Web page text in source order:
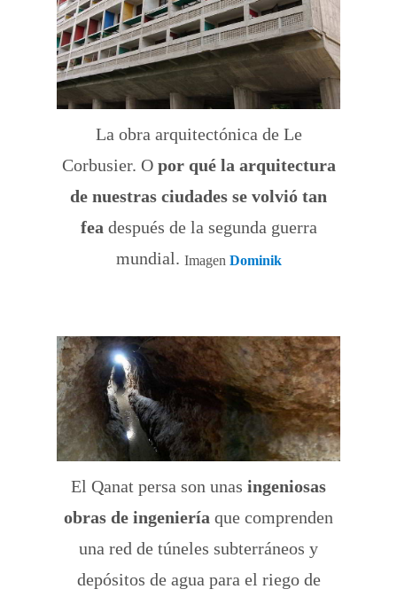
La obra arquitectónica de Le
Corbusier. O por qué la arquitectura
de nuestras ciudades se volvió tan
fea después de la segunda guerra
mundial. Imagen Dominik
El Qanat persa son unas ingeniosas
obras de ingeniería que comprenden
una red de túneles subterráneos y
depósitos de agua para el riego de